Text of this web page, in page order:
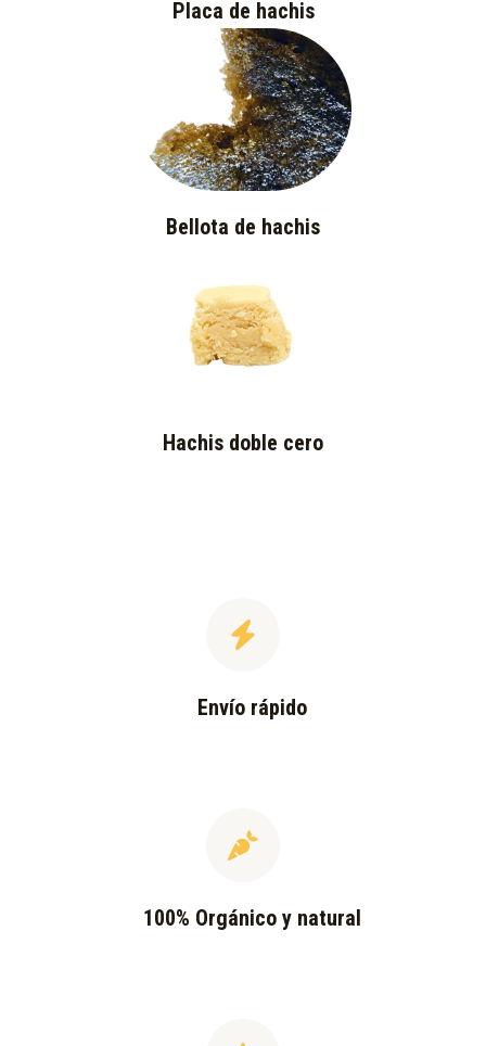
Placa de hachis
Bellota de hachis
Hachis doble cero
Envío rápido
100% Orgánico y natural